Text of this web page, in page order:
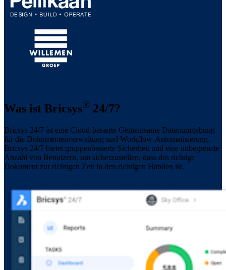
Was ist Bricsys® 24/7?
Bricsys 24/7 ist eine Cloud-basierte Gemeinsame Datenumgebung
für die Dokumentenverwaltung und Workflow-Automatisierung.
Bricsys 24/7 bietet gruppenbasierte Sicherheit und eine unbegrenzte
Anzahl von Benutzern, um sicherzustellen, dass das richtige
Dokument zur richtigen Zeit in den richtigen Händen ist.